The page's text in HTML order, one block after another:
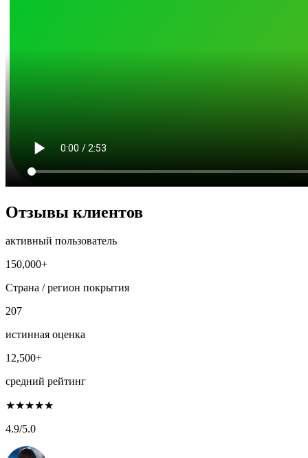
Отзывы клиентов
активный пользователь
150,000+
Страна / регион покрытия
207
истинная оценка
12,500+
средний рейтинг
★★★★★
4.9/5.0